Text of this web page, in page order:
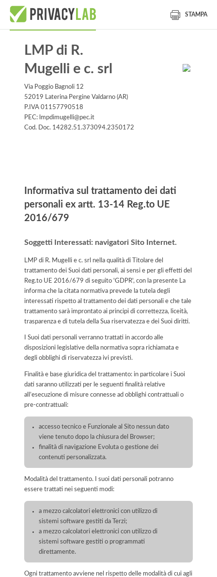
STAMPA
LMP di R.
Mugelli e c. srl
Via Poggio Bagnoli 12
52019 Laterina Pergine Valdarno (AR)
P.IVA 01157790518
PEC: lmpdimugelli@pec.it
Cod. Doc. 14282.51.373094.2350172
Informativa sul trattamento dei dati
personali ex artt. 13-14 Reg.to UE
2016/679
Soggetti Interessati: navigatori Sito Internet.
LMP di R. Mugelli e c. srl nella qualità di Titolare del
trattamento dei Suoi dati personali, ai sensi e per gli effetti del
Reg.to UE 2016/679 di seguito 'GDPR', con la presente La
informa che la citata normativa prevede la tutela degli
interessati rispetto al trattamento dei dati personali e che tale
trattamento sarà improntato ai principi di correttezza, liceità,
trasparenza e di tutela della Sua riservatezza e dei Suoi diritti.
I Suoi dati personali verranno trattati in accordo alle
disposizioni legislative della normativa sopra richiamata e
degli obblighi di riservatezza ivi previsti.
Finalità e base giuridica del trattamento: in particolare i Suoi
dati saranno utilizzati per le seguenti finalità relative
all’esecuzione di misure connesse ad obblighi contrattuali o
pre-contrattuali:
accesso tecnico e Funzionale al Sito nessun dato
viene tenuto dopo la chiusura del Browser;
finalità di navigazione Evoluta o gestione dei
contenuti personalizzata.
Modalità del trattamento. I suoi dati personali potranno
essere trattati nei seguenti modi:
a mezzo calcolatori elettronici con utilizzo di
sistemi software gestiti da Terzi;
a mezzo calcolatori elettronici con utilizzo di
sistemi software gestiti o programmati
direttamente.
Ogni trattamento avviene nel rispetto delle modalità di cui agli